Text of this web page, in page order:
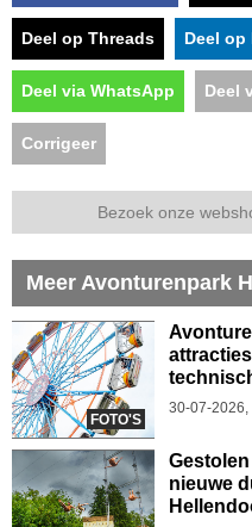
Deel op Threads Deel op
Deel via WhatsApp Deel
Corrigeer
Bezoek onze
Meer Avonturenpark
FOTO'S
30-07-2026,
nieuwe